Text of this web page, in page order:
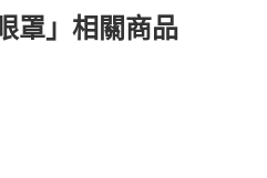
罩」相關商品